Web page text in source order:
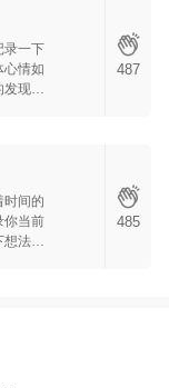
会更
录一下
心情如
发现，
487
时间的
你当前
想法和
485